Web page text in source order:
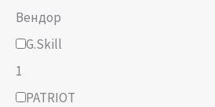
Вендор
G.Skill
1
PATRIOT